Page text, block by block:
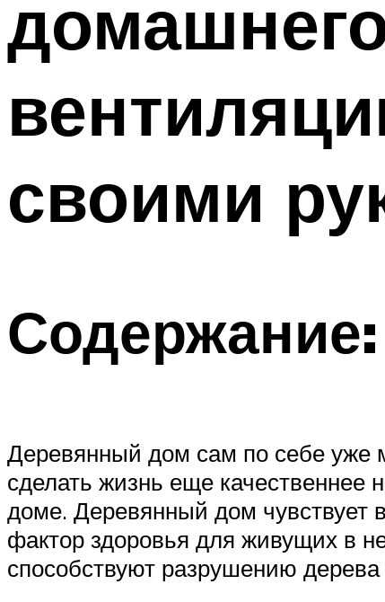
своими
Содержание:
Деревянный дом сам по себе уже
сделать жизнь еще качественнее
доме. Деревянный дом
фактор здоровья для живущих в
способствуют разрушению